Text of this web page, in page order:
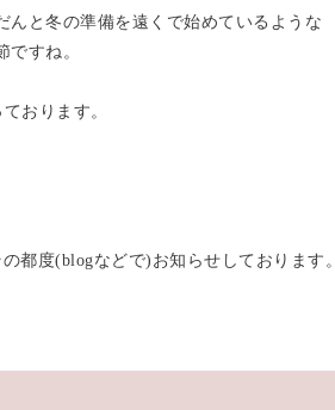
んと冬の準備を遠くで始めているような
すね。
おります。
都度(blogなどで)お知らせしております。